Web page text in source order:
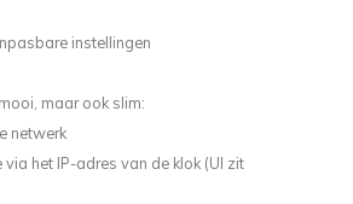
instellingen
maar ook slim:
netwerk
het IP-adres van de klok (UI zit